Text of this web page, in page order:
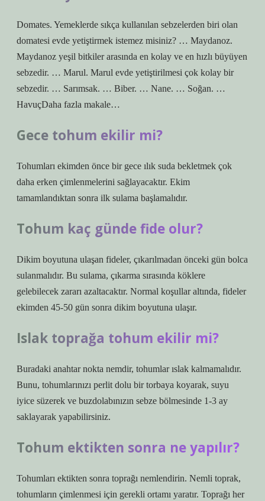
Domates. Yemeklerde sıkça kullanılan sebzelerden biri olan
domatesi evde yetiştirmek istemez misiniz? … Maydanoz.
Maydanoz yeşil bitkiler arasında en kolay ve en hızlı büyüyen
sebzedir. … Marul. Marul evde yetiştirilmesi çok kolay bir
sebzedir. … Sarımsak. … Biber. … Nane. … Soğan. …
HavuçDaha fazla makale…
Gece tohum ekilir mi?
Tohumları ekimden önce bir gece ılık suda bekletmek çok
daha erken çimlenmelerini sağlayacaktır. Ekim
tamamlandıktan sonra ilk sulama başlamalıdır.
Tohum kaç günde fide olur?
Dikim boyutuna ulaşan fideler, çıkarılmadan önceki gün bolca
sulanmalıdır. Bu sulama, çıkarma sırasında köklere
gelebilecek zararı azaltacaktır. Normal koşullar altında, fideler
ekimden 45-50 gün sonra dikim boyutuna ulaşır.
Islak toprağa tohum ekilir mi?
Buradaki anahtar nokta nemdir, tohumlar ıslak kalmamalıdır.
Bunu, tohumlarınızı perlit dolu bir torbaya koyarak, suyu
iyice süzerek ve buzdolabınızın sebze bölmesinde 1-3 ay
saklayarak yapabilirsiniz.
Tohum ektikten sonra ne yapılır?
Tohumları ektikten sonra toprağı nemlendirin. Nemli toprak,
tohumların çimlenmesi için gerekli ortamı yaratır. Toprağı her